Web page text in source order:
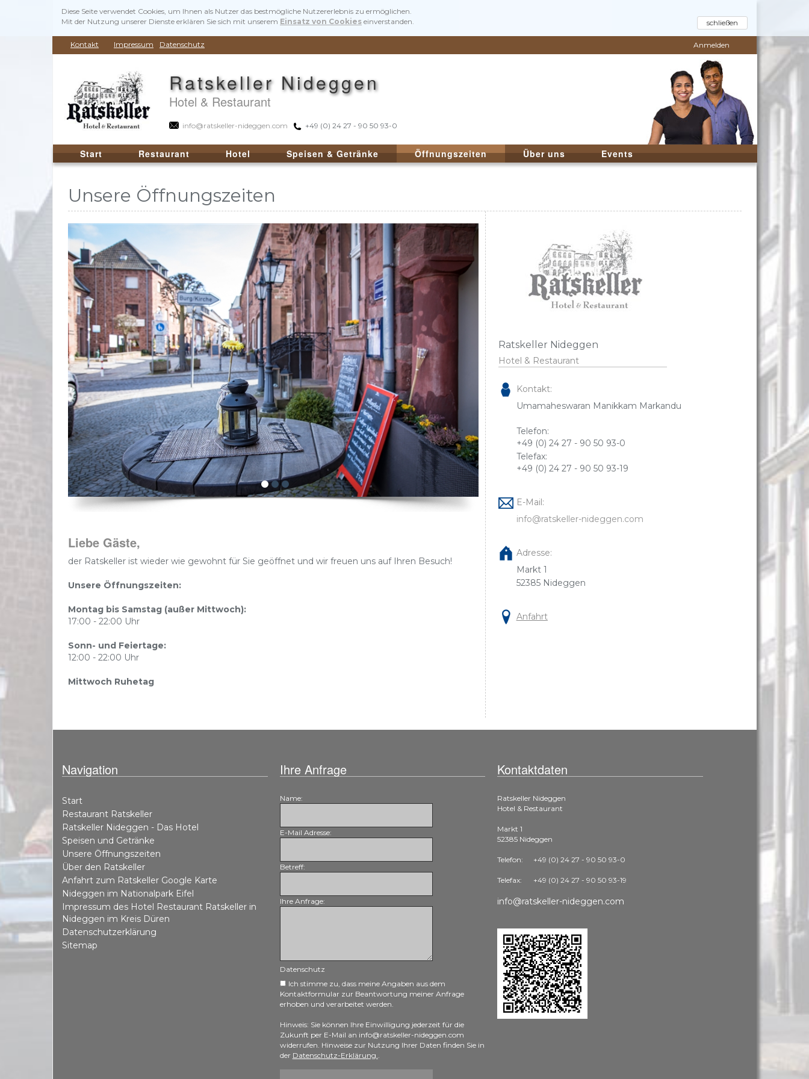
Diese Seite verwendet Cookies, um Ihnen als Nutzer das bestmögliche Nutzererlebnis zu ermöglichen.
Mit der Nutzung unserer Dienste erklären Sie sich mit unserem Einsatz von Cookies einverstanden. schließen
Kontakt Anmelden
Impressum Datenschutz
Ratskeller Nideggen
Hotel & Restaurant
info@ratskeller-nideggen.com +49 (0) 24 27 - 90 50 93-0
Start Restaurant Hotel Speisen & Getränke Öffnungszeiten Über uns Events
Unsere Öffnungszeiten
Liebe Gäste,
der Ratskeller ist wieder wie gewohnt für Sie geöffnet und wir freuen uns auf Ihren Besuch!
Unsere Öffnungszeiten:
Montag bis Samstag (außer Mittwoch):
17:00 - 22:00 Uhr
Sonn- und Feiertage:
12:00 - 22:00 Uhr
Mittwoch Ruhetag
Ratskeller Nideggen
Hotel & Restaurant
Kontakt:
Umamaheswaran Manikkam Markandu
Telefon:
+49 (0) 24 27 - 90 50 93-0
Telefax:
+49 (0) 24 27 - 90 50 93-19
E-Mail:
info@ratskeller-nideggen.com
Adresse:
Markt 1
52385 Nideggen
Anfahrt
Navigation
Start
Restaurant Ratskeller
Ratskeller Nideggen - Das Hotel
Speisen und Getränke
Unsere Öffnungszeiten
Über den Ratskeller
Anfahrt zum Ratskeller Google Karte
Nideggen im Nationalpark Eifel
Impressum des Hotel Restaurant Ratskeller in
Nideggen im Kreis Düren
Datenschutzerklärung
Sitemap
Ihre Anfrage
Name:
E-Mail Adresse:
Betreff:
Ihre Anfrage:
Datenschutz
Ich stimme zu, dass meine Angaben aus dem
Kontaktformular zur Beantwortung meiner Anfrage
erhoben und verarbeitet werden.
Hinweis: Sie können Ihre Einwilligung jederzeit für die
Zukunft per E-Mail an info@ratskeller-nideggen.com
widerrufen. Hinweise zur Nutzung Ihrer Daten finden Sie in
der Datenschutz-Erklärung..
Kontaktdaten
Ratskeller Nideggen
Hotel & Restaurant
Markt 1
52385 Nideggen
Telefon: +49 (0) 24 27 - 90 50 93-0
Telefax: +49 (0) 24 27 - 90 50 93-19
info@ratskeller-nideggen.com